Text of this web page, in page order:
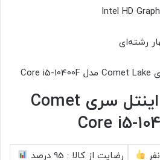
رشته‌ای
پردازنده مرکزی اینتل سری Comet
رضایت از کالا : 95 درصد